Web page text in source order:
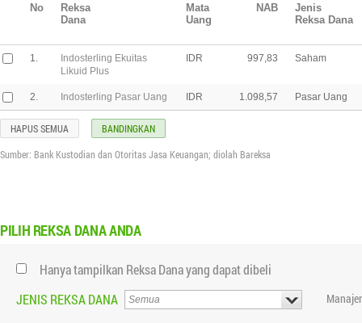
No
Reksa
Dana
Mata
Uang
NAB
Jenis
Reksa Dana
1.
Indosterling Ekuitas
Likuid Plus
IDR 997,83 Saham
2. Indosterling Pasar Uang IDR 1.098,57 Pasar Uang
HAPUS SEMUA
BANDINGKAN
Sumber: Bank Kustodian dan Otoritas Jasa Keuangan; diolah Bareksa
PILIH REKSA DANA ANDA
Hanya tampilkan Reksa Dana yang dapat dibeli
JENIS REKSA DANA